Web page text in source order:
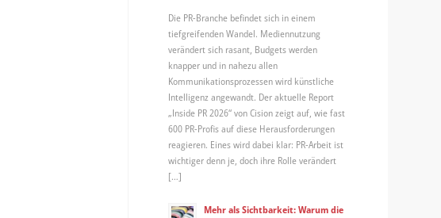
Die PR-Branche befindet sich in einem
tiefgreifenden Wandel. Mediennutzung
verändert sich rasant, Budgets werden
knapper und in nahezu allen
Kommunikationsprozessen wird künstliche
Intelligenz angewandt. Der aktuelle Report
„Inside PR 2026“ von Cision zeigt auf, wie fast
600 PR-Profis auf diese Herausforderungen
reagieren. Eines wird dabei klar: PR-Arbeit ist
wichtiger denn je, doch ihre Rolle verändert
[…]
Mehr als Sichtbarkeit: Warum die